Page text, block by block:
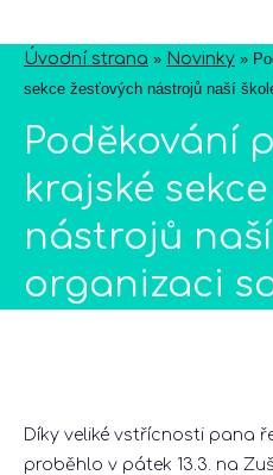
Úvodní strana » Novinky »
sekce žesťových nástrojů naší
Poděkování
krajské
nástrojů
organizaci
Díky veliké vstřícnosti pana
proběhlo v pátek 13.3. na